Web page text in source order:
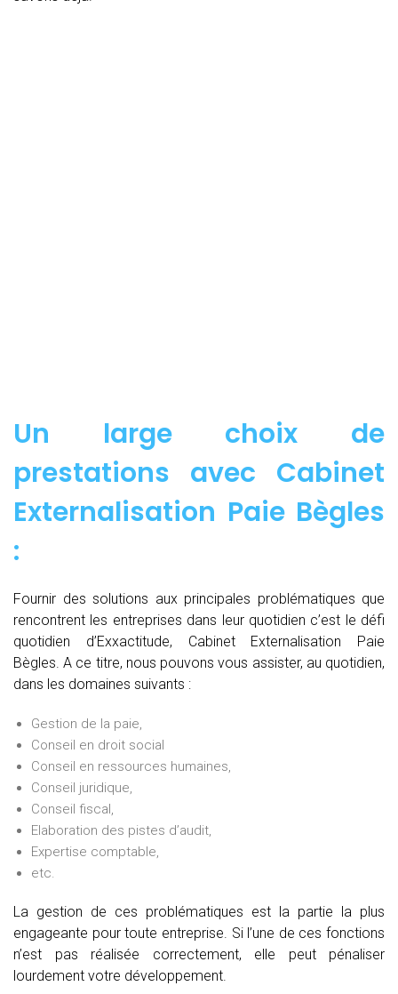
Un large choix de
prestations avec Cabinet
Externalisation Paie Bègles
:
Fournir des solutions aux principales problématiques que
rencontrent les entreprises dans leur quotidien c’est le défi
quotidien d’Exxactitude, Cabinet Externalisation Paie
Bègles. A ce titre, nous pouvons vous assister, au quotidien,
dans les domaines suivants :
Gestion de la paie,
Conseil en droit social
Conseil en ressources humaines,
Conseil juridique,
Conseil fiscal,
Elaboration des pistes d’audit,
Expertise comptable,
etc.
La gestion de ces problématiques est la partie la plus
engageante pour toute entreprise. Si l’une de ces fonctions
n’est pas réalisée correctement, elle peut pénaliser
lourdement votre développement.